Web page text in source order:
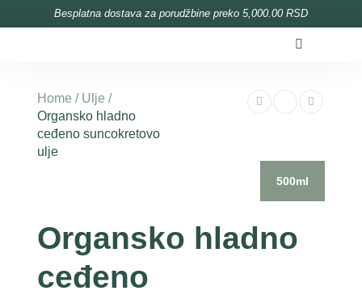
Besplatna dostava za porudžbine preko 5,000.00 RSD
Home / Ulje /
Organsko hladno
ceđeno suncokretovo
ulje
500ml
Organsko hladno
ceđeno